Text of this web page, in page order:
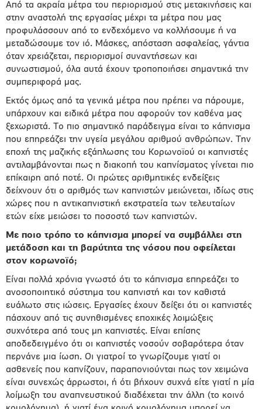
Από τα ακραία μέτρα του περιορισμού στις μετακινήσεις και
στην αναστολή της εργασίας μέχρι τα μέτρα που μας
προφυλάσσουν από το ενδεχόμενο να κολλήσουμε ή να
μεταδώσουμε τον ιό. Μάσκες, απόσταση ασφαλείας, γάντια
όταν χρειάζεται, περιορισμοί συναντήσεων και
συνωστισμού, όλα αυτά έχουν τροποποιήσει σημαντικά την
συμπεριφορά μας.
Εκτός όμως από τα γενικά μέτρα που πρέπει να πάρουμε,
υπάρχουν και ειδικά μέτρα που αφορούν τον καθένα μας
ξεχωριστά. Το πιο σημαντικό παράδειγμα είναι το κάπνισμα
που επηρεάζει την υγεία μεγάλου αριθμού ανθρώπων. Την
εποχή της μαζικής εξάπλωσης του Κορωνοϊού οι καπνιστές
αντιλαμβάνονται πως η διακοπή του καπνίσματος γίνεται πιο
επίκαιρη από ποτέ. Οι πρώτες αριθμητικές ενδείξεις
δείχνουν ότι ο αριθμός των καπνιστών μειώνεται, ιδίως στις
χώρες που η αντικαπνιστική εκστρατεία των τελευταίων
ετών είχε μειώσει το ποσοστό των καπνιστών.
Με ποιο τρόπο το κάπνισμα μπορεί να συμβάλλει στη
μετάδοση και τη βαρύτητα της νόσου που οφείλεται
στον κορωνοϊό;
Είναι πολλά χρόνια γνωστό ότι το κάπνισμα επηρεάζει το
ανοσοποιητικό σύστημα του καπνιστή και τον καθιστά
ευάλωτο στις ιώσεις. Εργασίες έχουν δείξει ότι οι καπνιστές
πάσχουν από τις συνηθισμένες εποχικές λοιμώξεις
συχνότερα από τους μη καπνιστές. Είναι επίσης
αποδεδειγμένο ότι οι καπνιστές νοσούν σοβαρότερα όταν
περνάνε μια ίωση. Οι γιατροί το γνωρίζουμε γιατί οι
ασθενείς που καπνίζουν, παραπονιούνται πως τον χειμώνα
είναι συνεχώς άρρωστοι, ή ότι βήχουν συχνά είτε γιατί η μία
λοίμωξη του αναπνευστικού διαδέχεται την άλλη (το κοινό